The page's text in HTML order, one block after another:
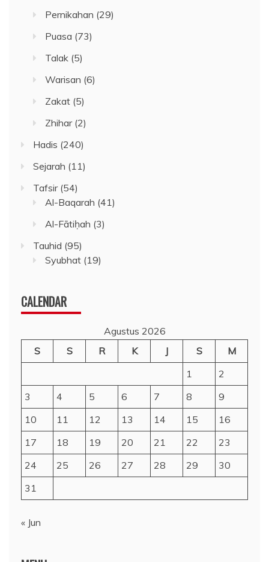
Pernikahan (29)
Puasa (73)
Talak (5)
Warisan (6)
Zakat (5)
Zhihar(2)
Hadis (240)
Sejarah (11)
Tafsir(54)
Al-Baqarah (41)
Al-Fātiḥah (3)
Tauhid (95)
Syubhat (19)
CALENDAR
Agustus 2026
S
S R K J S
M
1
2
3
4 5 6 7 8
9
10
11 12 13 14 15
16
17
18 19 20 21 22
23
24
25 26 27 28 29
30
31
« Jun